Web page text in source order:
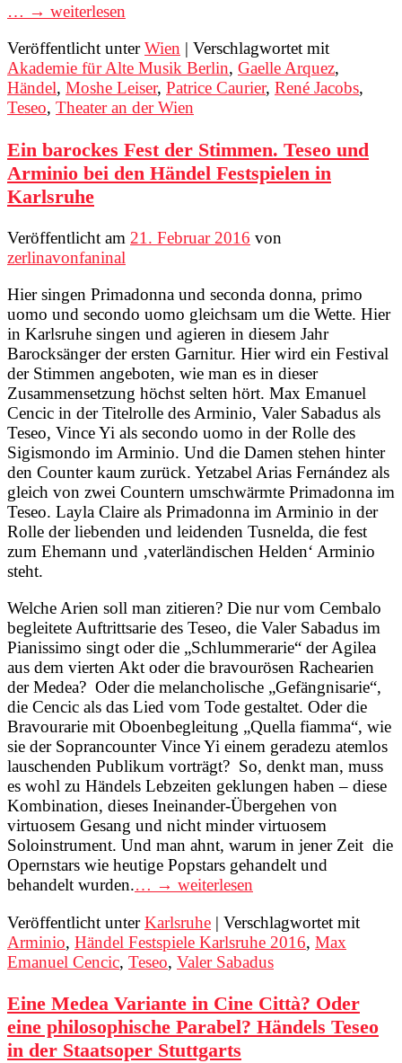
… → weiterlesen
Veröffentlicht unter Wien | Verschlagwortet mit
Akademie für Alte Musik Berlin, Gaelle Arquez,
Händel, Moshe Leiser, Patrice Caurier, René Jacobs,
Teseo, Theater an der Wien
Ein barockes Fest der Stimmen. Teseo und
Arminio bei den Händel Festspielen in
Karlsruhe
Veröffentlicht am 21. Februar 2016 von
zerlinavonfaninal
Hier singen Primadonna und seconda donna, primo
uomo und secondo uomo gleichsam um die Wette. Hier
in Karlsruhe singen und agieren in diesem Jahr
Barocksänger der ersten Garnitur. Hier wird ein Festival
der Stimmen angeboten, wie man es in dieser
Zusammensetzung höchst selten hört. Max Emanuel
Cencic in der Titelrolle des Arminio, Valer Sabadus als
Teseo, Vince Yi als secondo uomo in der Rolle des
Sigismondo im Arminio. Und die Damen stehen hinter
den Counter kaum zurück. Yetzabel Arias Fernández als
gleich von zwei Countern umschwärmte Primadonna im
Teseo. Layla Claire als Primadonna im Arminio in der
Rolle der liebenden und leidenden Tusnelda, die fest
zum Ehemann und ‚vaterländischen Helden‘ Arminio
steht.
Welche Arien soll man zitieren? Die nur vom Cembalo
begleitete Auftrittsarie des Teseo, die Valer Sabadus im
Pianissimo singt oder die „Schlummerarie“ der Agilea
aus dem vierten Akt oder die bravourösen Rachearien
der Medea? Oder die melancholische „Gefängnisarie“,
die Cencic als das Lied vom Tode gestaltet. Oder die
Bravourarie mit Oboenbegleitung „Quella fiamma“, wie
sie der Soprancounter Vince Yi einem geradezu atemlos
lauschenden Publikum vorträgt? So, denkt man, muss
es wohl zu Händels Lebzeiten geklungen haben – diese
Kombination, dieses Ineinander-Übergehen von
virtuosem Gesang und nicht minder virtuosem
Soloinstrument. Und man ahnt, warum in jener Zeit die
Opernstars wie heutige Popstars gehandelt und
behandelt wurden.… → weiterlesen
Veröffentlicht unter Karlsruhe | Verschlagwortet mit
Arminio, Händel Festspiele Karlsruhe 2016, Max
Emanuel Cencic, Teseo, Valer Sabadus
Eine Medea Variante in Cine Città? Oder
eine philosophische Parabel? Händels Teseo
in der Staatsoper Stuttgarts